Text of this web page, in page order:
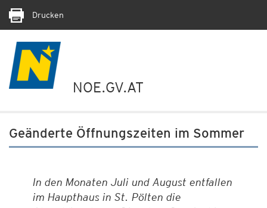
Drucken
NOE.GV.AT
Geänderte Öffnungszeiten im Sommer
In den Monaten Juli und August entfallen
im Haupthaus in St. Pölten die